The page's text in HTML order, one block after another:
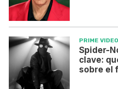
PRIME VIDEO
Spider-
clave:
sobre el